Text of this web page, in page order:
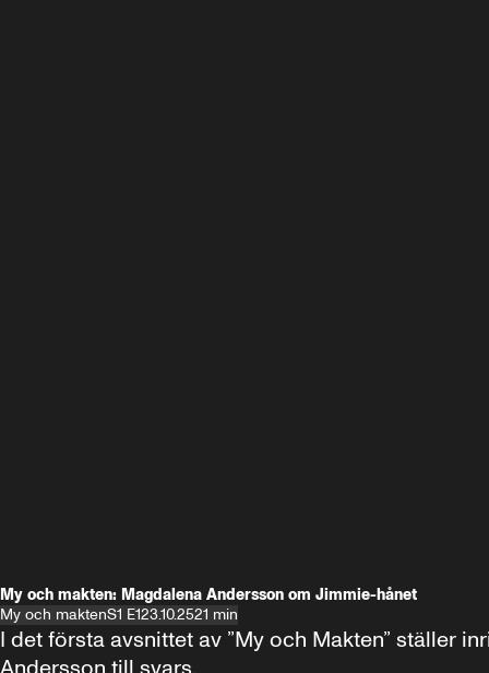
My och makten: Magdalena Andersson om Jimmie-hånet
My och maktenS1 E123.10.2521 min
I det första avsnittet av ”My och Makten” ställer
Andersson till svars.